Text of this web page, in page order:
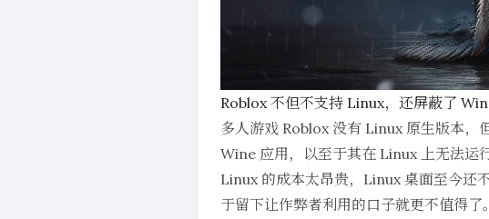
Roblox 不但不支持 Linux，还屏蔽了
多人游戏 Roblox 没有 Linux 原生版本，
Wine 应用，以至于其在 Linux 上无法运
Linux 的成本太昂贵，Linux 桌面至今还
于留下让作弊者利用的口子就更不值得了。